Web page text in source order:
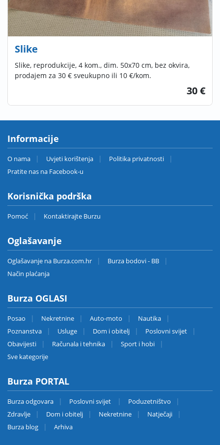
Slike
Slike, reprodukcije, 4 kom., dim. 50x70 cm, bez okvira,
prodajem za 30 € sveukupno ili 10 €/kom.
30 €
Informacije
O nama Uvjeti korištenja
Politika privatnosti
Pratite nas na Facebook-u
Korisnička podrška
Pomoć Kontaktirajte Burzu
Oglašavanje
Oglašavanje na Burza.com.hr
Burza bodovi - BB
Način plaćanja
Burza OGLASI
Posao Nekretnine Auto-moto
Nautika
Poznanstva
Usluge Dom i obitelj
Poslovni svijet
Obavijesti
Računala i tehnika
Sport i hobi
Sve kategorije
Burza PORTAL
Burza odgovara Poslovni svijet
Poduzetništvo
Zdravlje
Dom i obitelj Nekretnine
Natječaji
Burza blog
Arhiva